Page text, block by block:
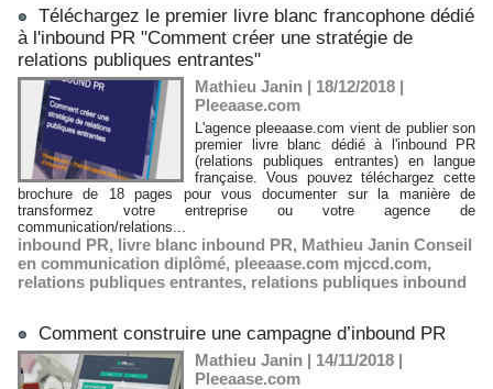
Téléchargez le premier livre blanc francophone dédié
à l'inbound PR "Comment créer une stratégie de
relations publiques entrantes"
Mathieu Janin | 18/12/2018 |
Pleeaase.com
L'agence pleeaase.com vient de publier son
premier livre blanc dédié à l'inbound PR
(relations publiques entrantes) en langue
française. Vous pouvez téléchargez cette
brochure de 18 pages pour vous documenter sur la manière de
transformez votre entreprise ou votre agence de
communication/relations...
inbound PR, livre blanc inbound PR, Mathieu Janin Conseil
en communication diplômé, pleeaase.com mjccd.com,
relations publiques entrantes, relations publiques inbound
Comment construire une campagne d’inbound PR
Mathieu Janin | 14/11/2018 |
Pleeaase.com